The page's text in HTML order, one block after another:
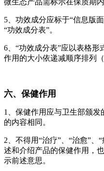
5、功效成分应标于“信息版
“功效成分表”。
6、“功效成分表”应以表格
作用的大小依递减顺序排列（
六、保健作用
1、保健作用应与卫生部颁
的内容相同。
2、不得用“治疗”、“治愈”、
述和介绍产品的保健作用，
示前述意思。